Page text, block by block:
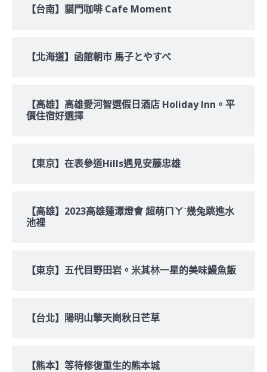
【台南】貓門咖啡 Cafe Moment
【北海道】函館朝市 馬子とやすべ
【高雄】高雄愛河智選假日酒店 Holiday Inn。平
價住宿好選擇
【東京】在表參道Hills遇見安藤忠雄
【高雄】2023高雄蓮潭燈會 超萌ㄇㄚˊ幾兔跳進水
池裡
【東京】五代目野田岩。米其林一星的美味鰻魚飯
【台北】陽明山擎天崗秋日芒草
【熊本】等待修復重生的熊本城